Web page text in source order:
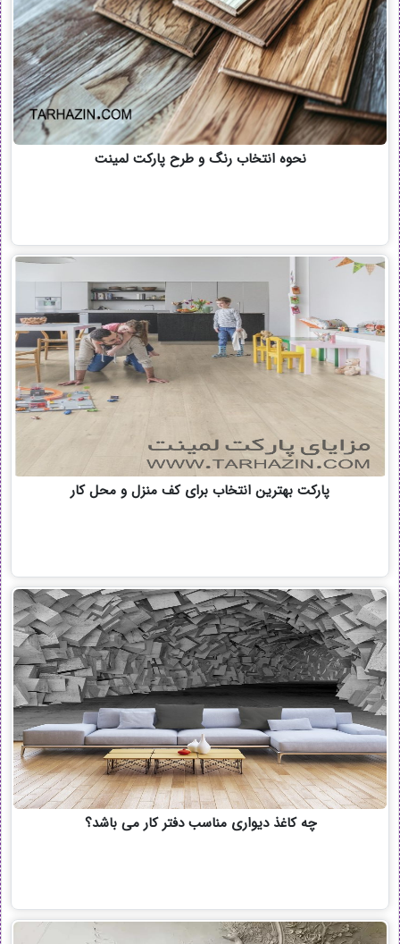
نحوه انتخاب رنگ و طرح پارکت لمینت
پارکت بهترین انتخاب برای کف منزل و محل کار
چه کاغذ دیواری مناسب دفتر کار می باشد؟